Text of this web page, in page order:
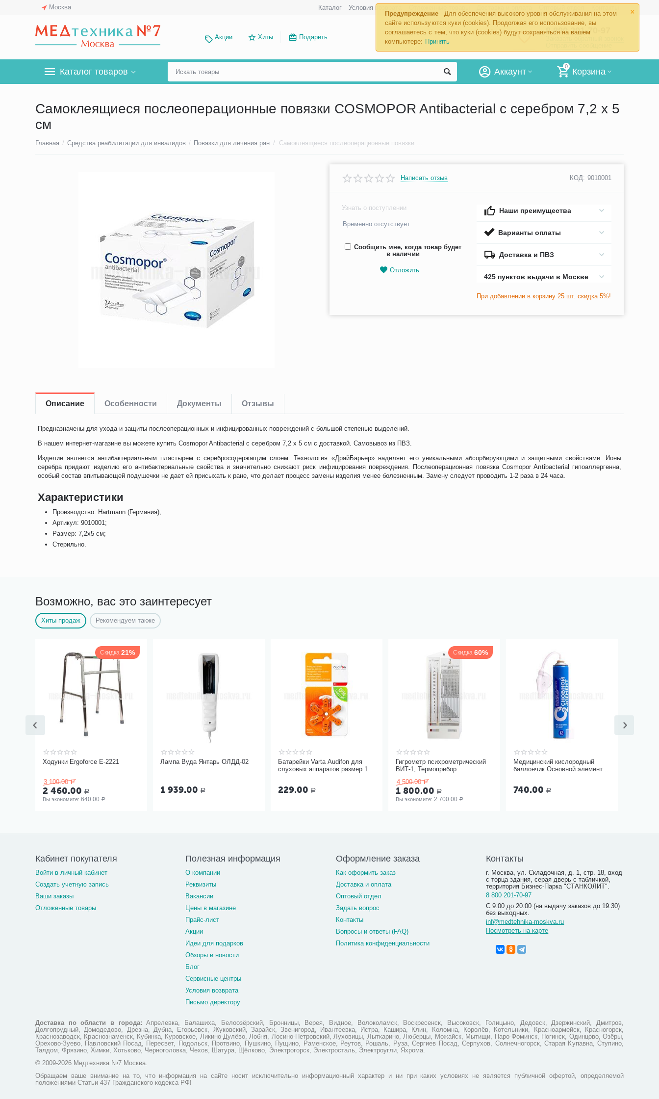
×
Предупреждение
Для обеспечения высокого уровня обслуживания на этом
сайте используются куки (cookies). Продолжая его использование, вы
соглашаетесь с тем, что куки (cookies) будут сохраняться на вашем
компьютере: Принять
Москва Каталог Условия возврата
Акции Хиты Подарить
8 800 201-70-97
Каталог товаров
0
Корзина
Аккаунт
Самоклеящиеся послеоперационные повязки COSMOPOR Antibacterial с серебром 7,2 х 5
см
Главная / Средства реабилитации для инвалидов / Повязки для лечения ран / Самоклеящиеся послеоперационные повязки COSMOPOR Antibacterial с серебром 7,2 х 5 см
Написать отзыв КОД: 9010001
Узнать о поступлении
Временно отсутствует
Сообщить мне, когда товар будет
в наличии
Отложить
Наши преимущества
Варианты оплаты
Доставка и ПВЗ
425 пунктов выдачи в Москве
При добавлении в корзину 25 шт. скидка 5%!
Описание Особенности Документы Отзывы
Предназначены для ухода и защиты послеоперационных и инфицированных повреждений с большой степенью выделений.
В нашем интернет-магазине вы можете купить Cosmopor Antibacterial с серебром 7,2 х 5 см с доставкой. Самовывоз из ПВЗ.
Изделие является антибактериальным пластырем с серебросодержащим слоем. Технология «ДрайБарьер» наделяет его уникальными абсорбирующими и защитными свойствами. Ионы
серебра придают изделию его антибактериальные свойства и значительно снижают риск инфицирования повреждения. Послеоперационная повязка Cosmopor Antibacterial гипоаллергенна,
особый состав впитывающей подушечки не дает ей присыхать к ране, что делает процесс замены изделия менее болезненным. Замену следует проводить 1-2 раза в 24 часа.
Характеристики
Производство: Hartmann (Германия);
Артикул: 9010001;
Размер: 7,2х5 см;
Стерильно.
Возможно, вас это заинтересует
Хиты продаж Рекомендуем также
Скидка 21%
Ходунки Ergoforce Е-2221
3 100.00 Р
2 460.00 Р
Вы экономите: 640.00 Р
Лампа Вуда Янтарь ОЛДД-02
1 939.00 Р
Батарейки Varta Audifon для
слуховых аппаратов размер 13,
229.00 Р
Скидка 60%
Гигрометр психрометрический
ВИТ-1, Термоприбор
4 500.00 Р
1 800.00 Р
Вы экономите: 2 700.00 Р
Медицинский кислородный
баллончик Основной элемент
740.00 Р
Кабинет покупателя
Войти в личный кабинет
Создать учетную запись
Ваши заказы
Отложенные товары
Полезная информация
О компании
Реквизиты
Вакансии
Цены в магазине
Прайс-лист
Акции
Идеи для подарков
Обзоры и новости
Блог
Сервисные центры
Условия возврата
Письмо директору
Оформление заказа
Как оформить заказ
Доставка и оплата
Оптовый отдел
Задать вопрос
Контакты
Вопросы и ответы (FAQ)
Политика конфиденциальности
Контакты
г. Москва, ул. Складочная, д. 1, стр. 18, вход
с торца здания, серая дверь с табличкой,
территория Бизнес-Парка "СТАНКОЛИТ".
8 800 201-70-97
С 9:00 до 20:00 (на выдачу заказов до 19:30)
без выходных.
inf@medtehnika-moskva.ru
Посмотреть на карте
Доставка по области в города: Апрелевка, Балашиха, Белоозёрский, Бронницы, Верея, Видное, Волоколамск, Воскресенск, Высоковск, Голицыно, Дедовск, Дзержинский, Дмитров,
Долгопрудный, Домодедово, Дрезна, Дубна, Егорьевск, Жуковский, Зарайск, Звенигород, Ивантеевка, Истра, Кашира, Клин, Коломна, Королёв, Котельники, Красноармейск, Красногорск,
Краснозаводск, Краснознаменск, Кубинка, Куровское, Ликино-Дулёво, Лобня, Лосино-Петровский, Луховицы, Лыткарино, Люберцы, Можайск, Мытищи, Наро-Фоминск, Ногинск, Одинцово, Озёры,
Орехово-Зуево, Павловский Посад, Пересвет, Подольск, Протвино, Пушкино, Пущино, Раменское, Реутов, Рошаль, Руза, Сергиев Посад, Серпухов, Солнечногорск, Старая Купавна, Ступино,
Талдом, Фрязино, Химки, Хотьково, Черноголовка, Чехов, Шатура, Щёлково, Электрогорск, Электросталь, Электроугли, Яхрома.
© 2009-2026 Медтехника №7 Москва.
Обращаем ваше внимание на то, что информация на сайте носит исключительно информационный характер и ни при каких условиях не является публичной офертой, определяемой
положениями Статьи 437 Гражданского кодекса РФ!